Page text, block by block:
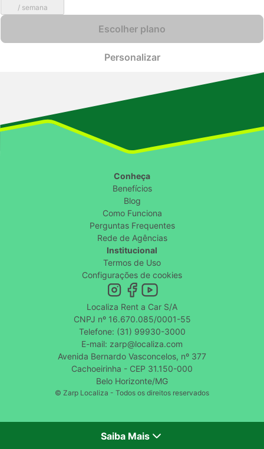
/ semana
Escolher plano
Personalizar
Conheça
Benefícios
Blog
Como Funciona
Perguntas Frequentes
Rede de Agências
Institucional
Termos de Uso
Configurações de cookies
Localiza Rent a Car S/A
CNPJ nº 16.670.085/0001-55
Telefone: (31) 99930-3000
E-mail: zarp@localiza.com
Avenida Bernardo Vasconcelos, nº 377
Cachoeirinha - CEP 31.150-000
Belo Horizonte/MG
© Zarp Localiza - Todos os direitos reservados
Saiba Mais